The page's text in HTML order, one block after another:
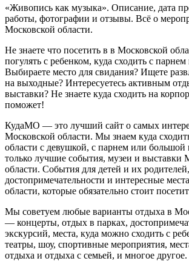
«Живопись как музыка». Описание, дата
работы, фотографии и отзывы. Всё о
Московской области.
Не знаете что посетить в в Московской
погулять с ребенком, куда сходить с
Выбираете место для свидания? Ищете
на выходные? Интересуетесь активным
выставки? Не знаете куда сходить на
поможет!
КудаМО — это лучший сайт о самых
Московской области. Мы знаем куда
области с девушкой, с парнем или
только лучшие события, музеи и выставки
области. События для детей и их
достопримечательности и интересные
области, которые обязательно стоит
Мы советуем любые варианты отдыха в
— концерты, отдых в парках,
экскурсий, места, куда можно сходить с
театры, шоу, спортивные мероприятия,
отдыха и отдыха с семьей, и многое другое.